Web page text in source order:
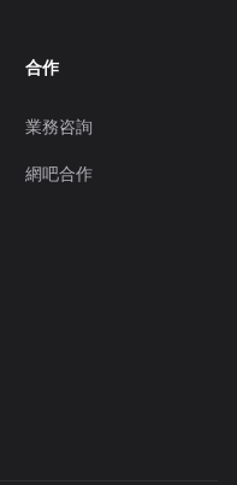
合作
業務咨詢
網吧合作